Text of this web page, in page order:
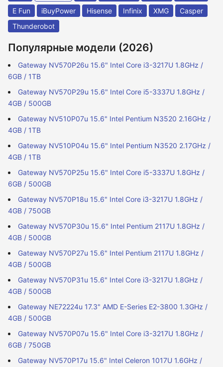
E Fun
iBuyPower Hisense Infinix XMG
Casper
Thunderobot
Популярные модели (2026)
Gateway NV570P26u 15.6" Intel Core i3-3217U 1.8GHz /
6GB / 1TB
Gateway NV570P29u 15.6" Intel Core i5-3337U 1.8GHz /
4GB / 500GB
Gateway NV510P07u 15.6" Intel Pentium N3520 2.16GHz /
4GB / 1TB
Gateway NV510P04u 15.6" Intel Pentium N3520 2.17GHz /
4GB / 1TB
Gateway NV570P25u 15.6" Intel Core i5-3337U 1.8GHz /
6GB / 500GB
Gateway NV570P18u 15.6" Intel Core i3-3217U 1.8GHz /
4GB / 750GB
Gateway NV570P30u 15.6" Intel Pentium 2117U 1.8GHz /
4GB / 500GB
Gateway NV570P27u 15.6" Intel Pentium 2117U 1.8GHz /
4GB / 500GB
Gateway NV570P31u 15.6" Intel Core i3-3217U 1.8GHz /
4GB / 500GB
Gateway NE72224u 17.3" AMD E-Series E2-3800 1.3GHz /
4GB / 500GB
Gateway NV570P07u 15.6" Intel Core i3-3217U 1.8GHz /
6GB / 750GB
Gateway NV570P17u 15.6" Intel Celeron 1017U 1.6GHz /